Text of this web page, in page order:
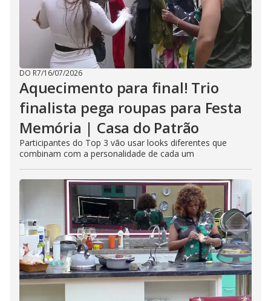
DO R7/16/07/2026
Aquecimento para final! Trio
finalista pega roupas para Festa
Memória | Casa do Patrão
Participantes do Top 3 vão usar looks diferentes que
combinam com a personalidade de cada um